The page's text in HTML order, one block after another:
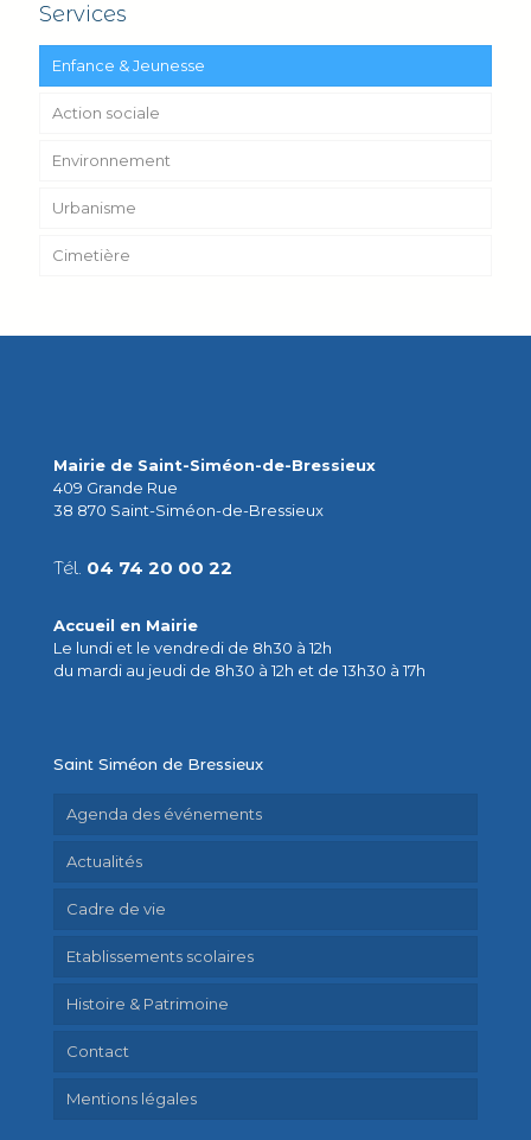
Services
Enfance & Jeunesse
Action sociale
Environnement
Urbanisme
Cimetière
Mairie de Saint-Siméon-de-Bressieux
409 Grande Rue
38 870 Saint-Siméon-de-Bressieux
Tél. 04 74 20 00 22
Accueil en Mairie
Le lundi et le vendredi de 8h30 à 12h
du mardi au jeudi de 8h30 à 12h et de 13h30 à 17h
Saint Siméon de Bressieux
Agenda des événements
Actualités
Cadre de vie
Etablissements scolaires
Histoire & Patrimoine
Contact
Mentions légales